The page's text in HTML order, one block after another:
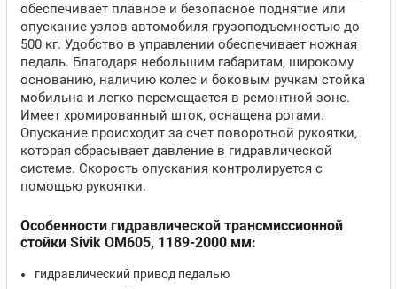
обеспечивает плавное и безопасное поднятие или
опускание узлов автомобиля грузоподъемностью до
500 кг. Удобство в управлении обеспечивает ножная
педаль. Благодаря небольшим габаритам, широкому
основанию, наличию колес и боковым ручкам стойка
мобильна и легко перемещается в ремонтной зоне.
Имеет хромированный шток, оснащена рогами.
Опускание происходит за счет поворотной рукоятки,
которая сбрасывает давление в гидравлической
системе. Скорость опускания контролируется с
помощью рукоятки.
Особенности гидравлической трансмиссионной
стойки Sivik ОМ605, 1189-2000 мм:
гидравлический привод педалью